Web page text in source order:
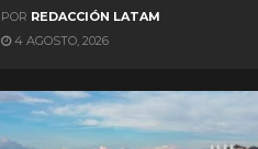
POR REDACCIÓN LATAM
4 AGOSTO, 2026